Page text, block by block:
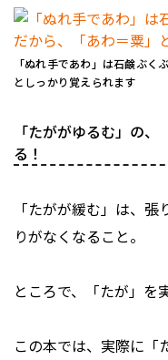
「ぬれ手であわ」は石鹸ぶ
としっかり覚えられます
「たががゆるむ」の
る！
「たがが緩む」は、
りがなくなること。
ところで、「たが」を
この本では、実際に「